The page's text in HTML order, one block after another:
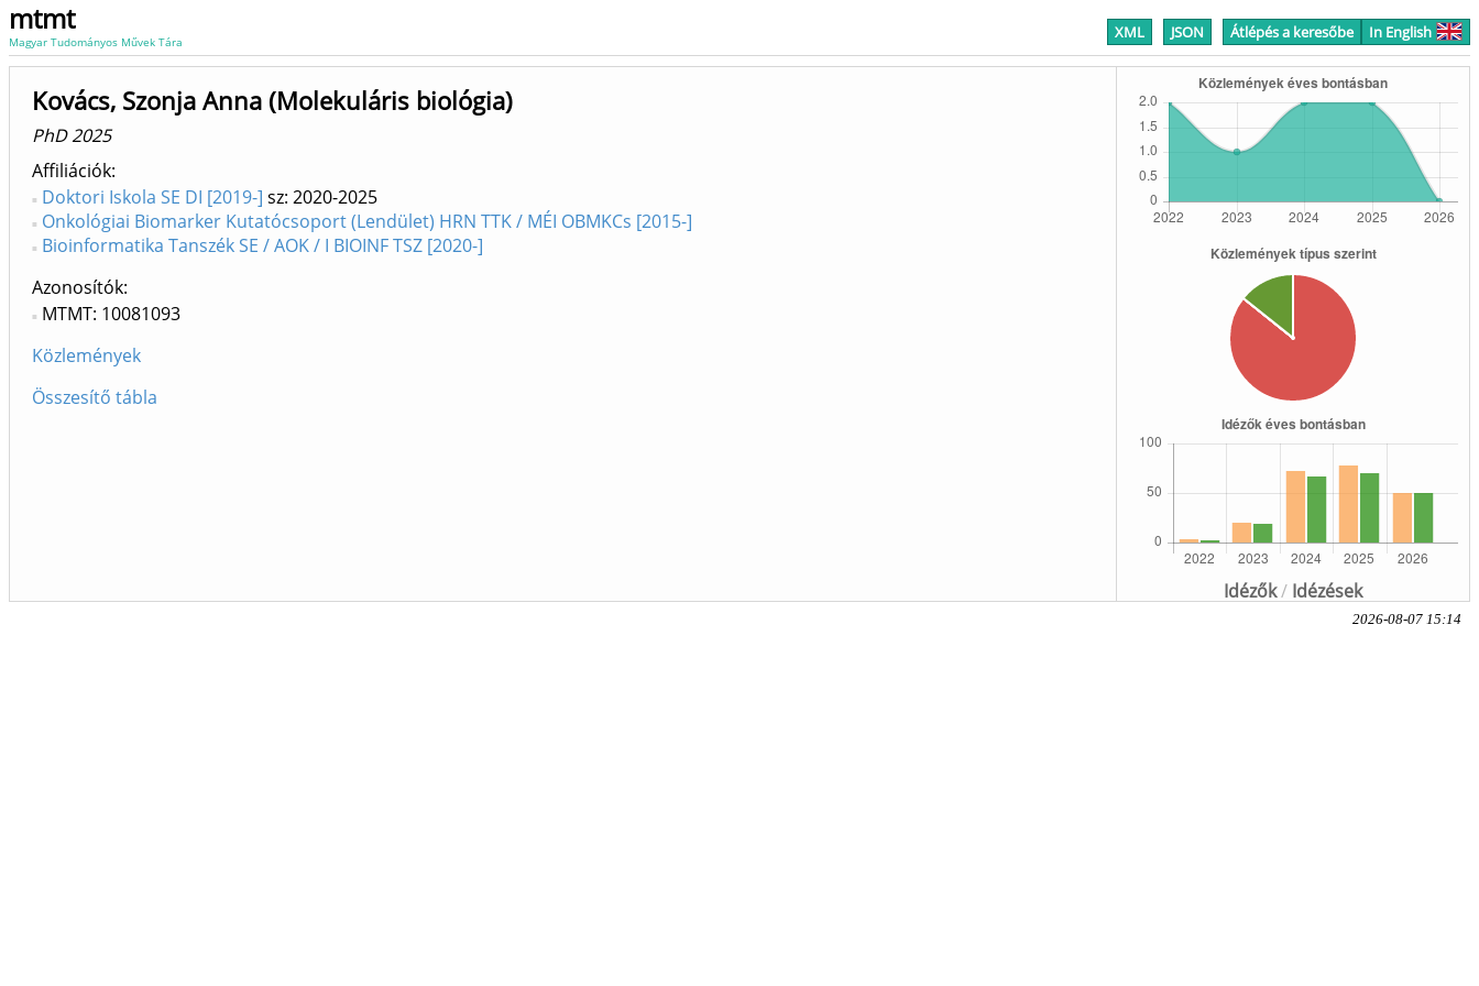
mtmt
Magyar Tudományos Művek Tára XML JSON Átlépés a keresőbe In English
Idézők/ Idézések
Kovács, Szonja Anna (Molekuláris biológia)
PhD 2025
Affiliációk
Doktori Iskola SE DI [2019-] sz: 2020-2025
Onkológiai Biomarker Kutatócsoport (Lendület) HRN TTK / MÉI OBMKCs [2015-]
Bioinformatika Tanszék SE / AOK / I BIOINF TSZ [2020-]
Azonosítók
MTMT: 10081093
Közlemények
Összesítő tábla
2026-08-07 15:14